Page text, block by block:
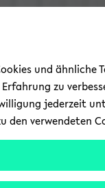
und
zu
jederzeit
verwendeten